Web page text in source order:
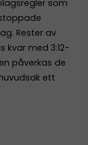
som
Rester av
kvar med 3:12-
påverkas de
ett